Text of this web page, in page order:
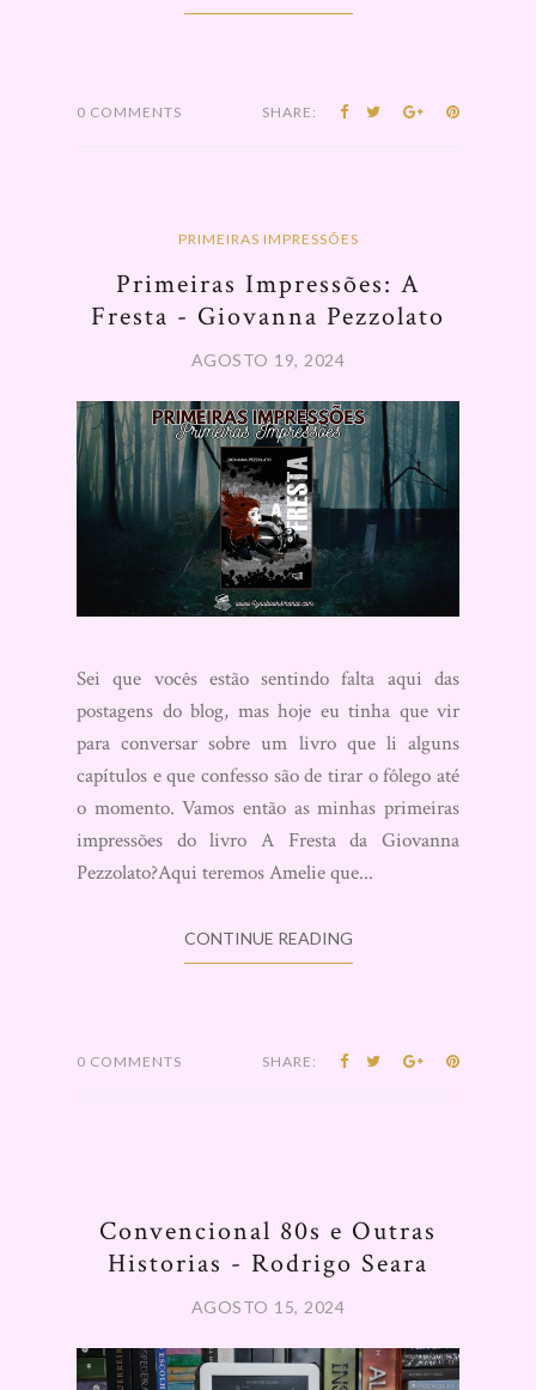
0 COMMENTS SHARE:
PRIMEIRAS IMPRESSÕES
Primeiras Impressões: A
Fresta - Giovanna Pezzolato
AGOSTO 19, 2024
Sei que vocês estão sentindo falta aqui das
postagens do blog, mas hoje eu tinha que vir
para conversar sobre um livro que li alguns
capítulos e que confesso são de tirar o fôlego até
o momento. Vamos então as minhas primeiras
impressões do livro A Fresta da Giovanna
Pezzolato?Aqui teremos Amelie que...
CONTINUE READING
0 COMMENTS SHARE:
Convencional 80s e Outras
Historias - Rodrigo Seara
AGOSTO 15, 2024